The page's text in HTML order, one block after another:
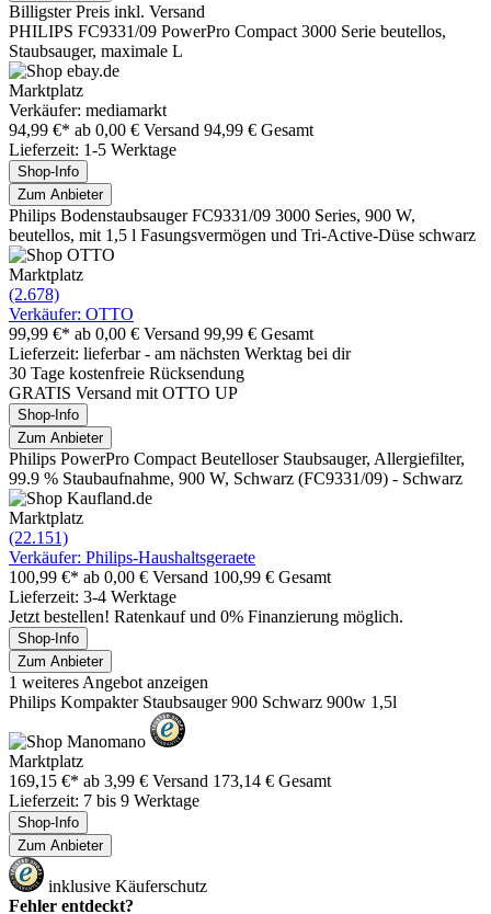
Billigster Preis inkl. Versand
PHILIPS FC9331/09 PowerPro Compact 3000 Serie beutellos,
Staubsauger, maximale L
Marktplatz
Verkäufer: mediamarkt
94,99 €* ab 0,00 € Versand 94,99 € Gesamt
Lieferzeit: 1-5 Werktage
Shop-Info
Zum Anbieter
Philips Bodenstaubsauger FC9331/09 3000 Series, 900 W,
beutellos, mit 1,5 l Fasungsvermögen und Tri-Active-Düse schwarz
Marktplatz
(2.678)
Verkäufer: OTTO
99,99 €* ab 0,00 € Versand 99,99 € Gesamt
Lieferzeit: lieferbar - am nächsten Werktag bei dir
30 Tage kostenfreie Rücksendung
GRATIS Versand mit OTTO UP
Shop-Info
Zum Anbieter
Philips PowerPro Compact Beutelloser Staubsauger, Allergiefilter,
99.9 % Staubaufnahme, 900 W, Schwarz (FC9331/09) - Schwarz
Marktplatz
(22.151)
Verkäufer: Philips-Haushaltsgeraete
100,99 €* ab 0,00 € Versand 100,99 € Gesamt
Lieferzeit: 3-4 Werktage
Jetzt bestellen! Ratenkauf und 0% Finanzierung möglich.
Shop-Info
Zum Anbieter
1 weiteres Angebot anzeigen
Philips Kompakter Staubsauger 900 Schwarz 900w 1,5l
Marktplatz
169,15 €* ab 3,99 € Versand 173,14 € Gesamt
Lieferzeit: 7 bis 9 Werktage
Shop-Info
Zum Anbieter
inklusive Käuferschutz
Fehler entdeckt?